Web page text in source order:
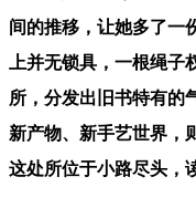
间的推移，让她多了一
上并无锁具，一根绳
所，分发出旧书特有的
新产物、新手艺世界，
这处所位于小路尽头，